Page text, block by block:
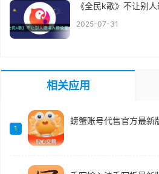
《全民k歌》不让别
2025-07-31
相关应用
1
螃蟹账号代售官方最新